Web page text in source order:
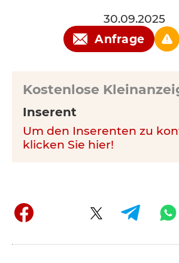
30.09.2025
Anfrage
Kostenlose
Inserent
Um den Inserenten zu
klicken Sie hier!